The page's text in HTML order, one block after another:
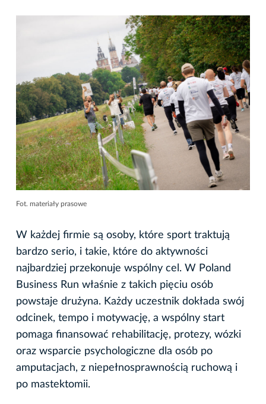
Fot. materiały prasowe
W każdej firmie są osoby, które sport traktują
bardzo serio, i takie, które do aktywności
najbardziej przekonuje wspólny cel. W Poland
Business Run właśnie z takich pięciu osób
powstaje drużyna. Każdy uczestnik dokłada swój
odcinek, tempo i motywację, a wspólny start
pomaga finansować rehabilitację, protezy, wózki
oraz wsparcie psychologiczne dla osób po
amputacjach, z niepełnosprawnością ruchową i
po mastektomii.